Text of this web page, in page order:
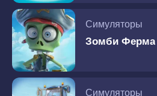
Симуляторы
Зомби Ферма
Симуляторы